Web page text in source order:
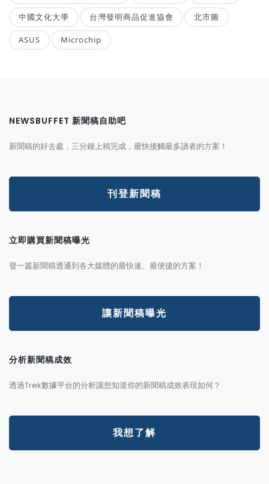
中國文化大學 台灣發明商品促進協會 北市圖
ASUS Microchip
NEWSBUFFET 新聞稿自助吧
新聞稿的好去處，三分鐘上稿完成，最快接觸最多讀者的方案！
刊登新聞稿
立即購買新聞稿曝光
發一篇新聞稿透通到各大媒體的最快速、最便捷的方案！
讓新聞稿曝光
分析新聞稿成效
透過Trek數據平台的分析讓您知道你的新聞稿成效表現如何？
我想了解